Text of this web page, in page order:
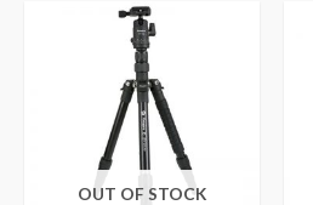
OUT OF STOCK